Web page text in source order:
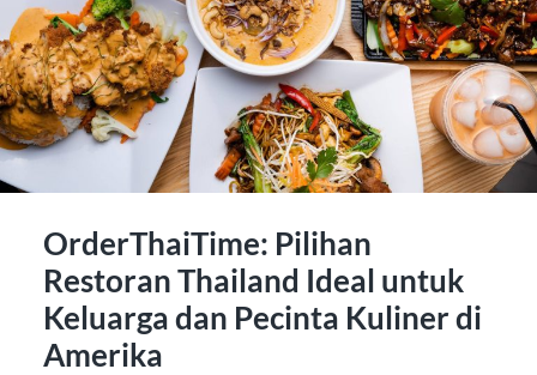
OrderThaiTime: Pilihan
Restoran Thailand Ideal untuk
Keluarga dan Pecinta Kuliner di
Amerika